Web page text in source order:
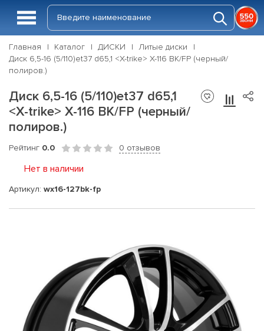
Главная Каталог ДИСКИ
Литые диски
Диск 6,5-16 (5/110)et37 d65,1 <X-trike> X-116 BK/FP (черный/
полиров.)
Диск 6,5-16 (5/110)et37 d65,1
<X-trike> X-116 BK/FP (черный/
полиров.)
Рейтинг 0.0 0 отзывов
Нет в наличии
Артикул: wx16-127bk-fp